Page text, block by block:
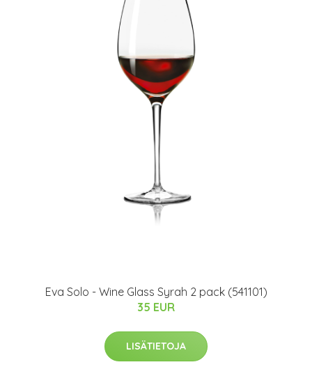
Eva Solo - Wine Glass Syrah 2 pack (541101)
35 EUR
LISÄTIETOJA